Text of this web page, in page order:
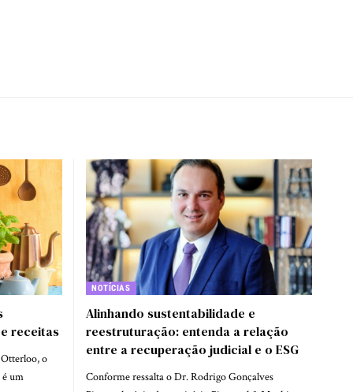
receitas
o
um
NOTÍCIAS
Alinhando sustentabilidade e
reestruturação: entenda a relação
entre a recuperação judicial e o ESG
Conforme ressalta o Dr. Rodrigo Gonçalves